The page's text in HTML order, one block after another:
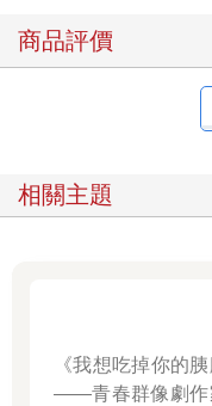
照常上工！我熱愛我的工
「愛錢直說就好！」
「我也愛錢，」朱利安
的聲音再次上揚：「我
「怎麼說？」
朱利安勉強自己大笑幾
「你出現在我眼前。」
訪客露出驚訝的表情：
商品評價
相關主題
《我想吃掉你的
——青春群像劇作